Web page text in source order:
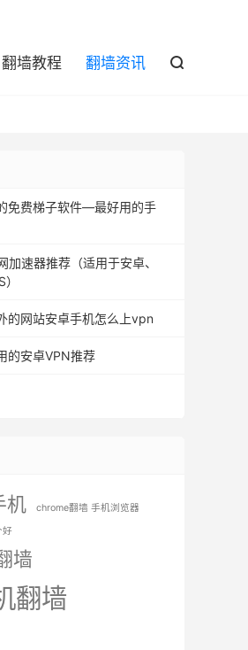
翻墙教程 翻墙资讯 
免费梯子软件—最好用的手
加速器推荐（适用于安卓、
的网站安卓手机怎么上vpn
的安卓VPN推荐
机
chrome翻墙 手机浏览器
好
墙
翻墙